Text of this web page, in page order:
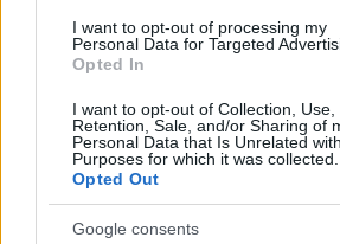
I want to opt-out of processing my
Personal Data for Targeted
Opted In
I want to opt-out of Collection, Use,
Retention, Sale, and/or Sharing of
Personal Data that Is Unrelated
Purposes for which it was collected.
Opted Out
Google consents